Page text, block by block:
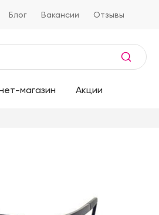
Блог Вакансии Отзывы
магазин Акции